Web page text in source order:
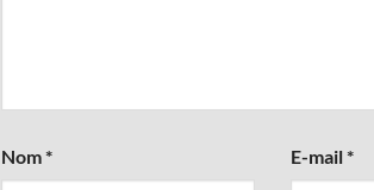
Nom* E-mail*